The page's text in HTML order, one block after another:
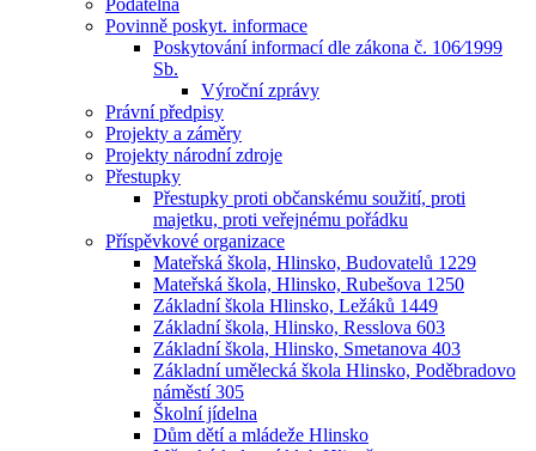
Podatelna
Povinně poskyt. informace
Poskytování informací dle zákona č. 106⁄1999
Sb.
Výroční zprávy
Právní předpisy
Projekty a záměry
Projekty národní zdroje
Přestupky
Přestupky proti občanskému soužití, proti
majetku, proti veřejnému pořádku
Příspěvkové organizace
Mateřská škola, Hlinsko, Budovatelů 1229
Mateřská škola, Hlinsko, Rubešova 1250
Základní škola Hlinsko, Ležáků 1449
Základní škola, Hlinsko, Resslova 603
Základní škola, Hlinsko, Smetanova 403
Základní umělecká škola Hlinsko, Poděbradovo
náměstí 305
Školní jídelna
Dům dětí a mládeže Hlinsko